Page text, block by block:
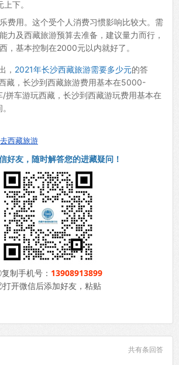
下。
费用。这个受个人消费习惯影响比较大。需
力及西藏旅游预算去准备，建议量力而行，
，基本控制在2000元以内就好了。
， 2021年长沙西藏旅游需要多少元的答
藏，长沙到西藏旅游费用基本在5000-
拼车游玩西藏，长沙到西藏游玩费用基本在
去西藏旅游
好友，随时解答您的进藏疑问！
制手机号： 13908913899
开微信后添加好友，粘贴
共有条回答